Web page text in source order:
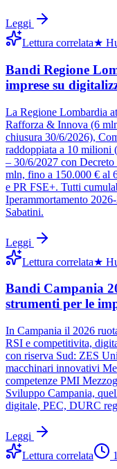
Leggi
Lettura correlata★
Bandi Regione
imprese su
La Regione Lombardia
Rafforza & Innova (6
chiusura 30/6/2026),
raddoppiata a 10 milioni
– 30/6/2027 con
mln, fino a 150.000 € al
e PR FSE+. Tutti
Iperammortamento
Sabatini.
Leggi
Lettura correlata★
Bandi Campania
strumenti per le
In Campania il 2026
RSI e competitivita,
con riserva Sud: ZES
macchinari innovativi
competenze PMI
Sviluppo Campania,
digitale, PEC, DURC
Leggi
Lettura correlata